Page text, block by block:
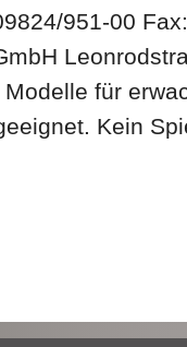
951-00
für
Kein